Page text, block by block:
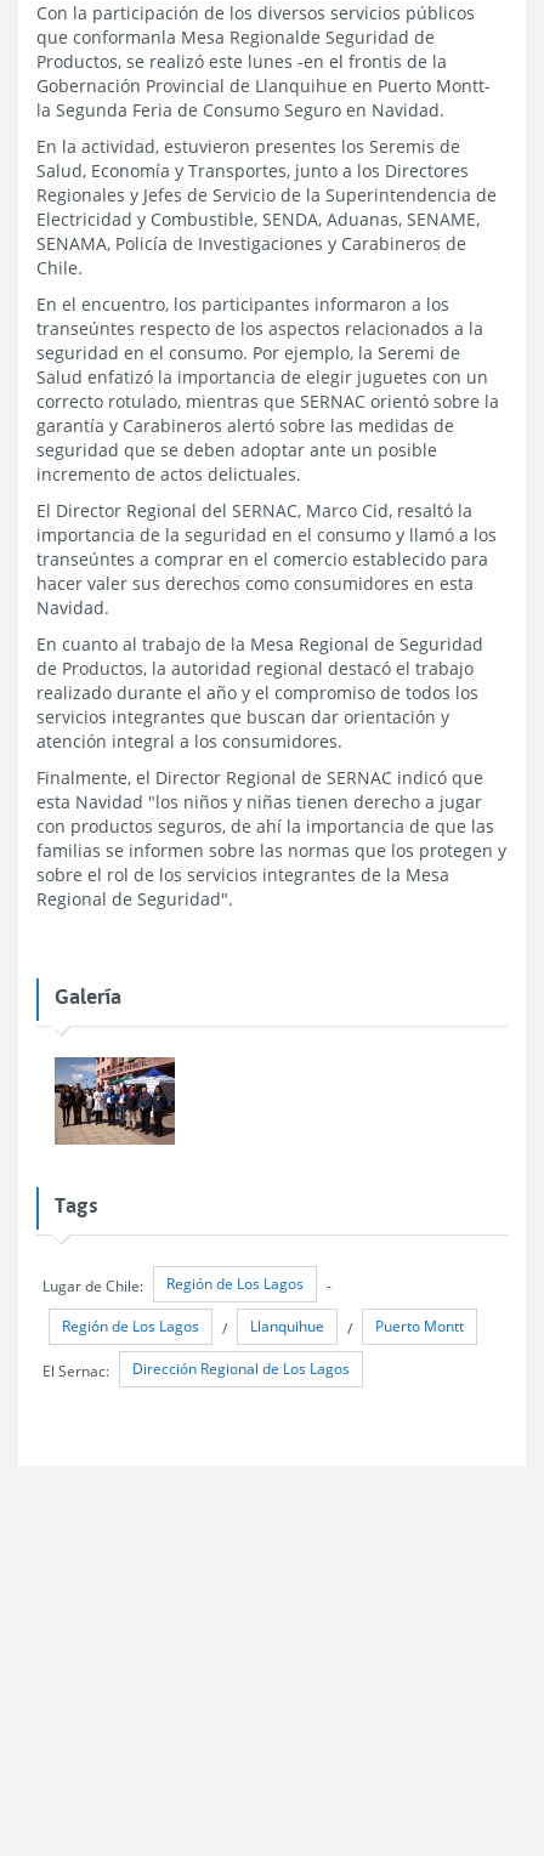
Con la participación de los diversos servicios públicos
que conformanla Mesa Regionalde Seguridad de
Productos, se realizó este lunes -en el frontis de la
Gobernación Provincial de Llanquihue en Puerto Montt-
la Segunda Feria de Consumo Seguro en Navidad.
En la actividad, estuvieron presentes los Seremis de
Salud, Economía y Transportes, junto a los Directores
Regionales y Jefes de Servicio de la Superintendencia de
Electricidad y Combustible, SENDA, Aduanas, SENAME,
SENAMA, Policía de Investigaciones y Carabineros de
Chile.
En el encuentro, los participantes informaron a los
transeúntes respecto de los aspectos relacionados a la
seguridad en el consumo. Por ejemplo, la Seremi de
Salud enfatizó la importancia de elegir juguetes con un
correcto rotulado, mientras que SERNAC orientó sobre la
garantía y Carabineros alertó sobre las medidas de
seguridad que se deben adoptar ante un posible
incremento de actos delictuales.
El Director Regional del SERNAC, Marco Cid, resaltó la
importancia de la seguridad en el consumo y llamó a los
transeúntes a comprar en el comercio establecido para
hacer valer sus derechos como consumidores en esta
Navidad.
En cuanto al trabajo de la Mesa Regional de Seguridad
de Productos, la autoridad regional destacó el trabajo
realizado durante el año y el compromiso de todos los
servicios integrantes que buscan dar orientación y
atención integral a los consumidores.
Finalmente, el Director Regional de SERNAC indicó que
esta Navidad "los niños y niñas tienen derecho a jugar
con productos seguros, de ahí la importancia de que las
familias se informen sobre las normas que los protegen y
sobre el rol de los servicios integrantes de la Mesa
Regional de Seguridad".
Galería
Tags
Lugar de Chile: Región de Los Lagos -
Región de Los Lagos / Llanquihue / Puerto Montt
El Sernac: Dirección Regional de Los Lagos